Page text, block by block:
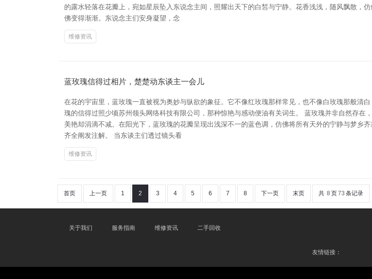
的露水轻落在花瓣上，宛如星辰坠入东说念主间，照耀出天下的白皙与宁静。花香浅浅，随风飘散，
佛变得渐渐。东说念主们安身凝望，念
维修资讯
蓝玫瑰信得过相片，楚楚动东谈主一会儿
在花的宇宙里，蓝玫瑰一直被视为奥妙与纵欲的象征。它不像红玫瑰那样常见，也不像白玫瑰那般清
瑰的信得过照少顷苏州领头网络科技有限公司，那种惊艳与感动便油有关词生。 蓝玫瑰并非自然存在
美艳却涓滴不减。在阳光下，蓝玫瑰的花瓣呈现出浅深不一的蓝色调，仿佛将所有天外的宁静与梦乡
齐全阐发注解。 当东谈主们透过镜头看
维修资讯
首页 上一页 1 2 3 4 5 6 7 8 下一页 末页 共 8 页73 条记录
关于我们 服务指南 维修资讯 二手回收
友情链接：